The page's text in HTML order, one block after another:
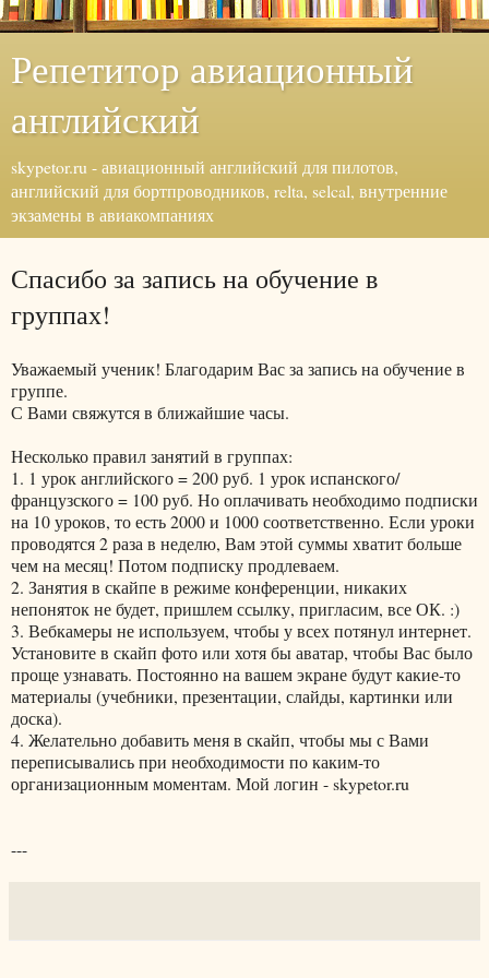
Репетитор авиационный
английский
skypetor.ru - авиационный английский для пилотов,
английский для бортпроводников, relta, selcal, внутренние
экзамены в авиакомпаниях
Спасибо за запись на обучение в
группах!
Уважаемый ученик! Благодарим Вас за запись на обучение в
группе.
С Вами свяжутся в ближайшие часы.
Несколько правил занятий в группах:
1. 1 урок английского = 200 руб. 1 урок испанского/
французского = 100 руб. Но оплачивать необходимо подписки
на 10 уроков, то есть 2000 и 1000 соответственно. Если уроки
проводятся 2 раза в неделю, Вам этой суммы хватит больше
чем на месяц! Потом подписку продлеваем.
2. Занятия в скайпе в режиме конференции, никаких
непоняток не будет, пришлем ссылку, пригласим, все ОК. :)
3. Вебкамеры не используем, чтобы у всех потянул интернет.
Установите в скайп фото или хотя бы аватар, чтобы Вас было
проще узнавать. Постоянно на вашем экране будут какие-то
материалы (учебники, презентации, слайды, картинки или
доска).
4. Желательно добавить меня в скайп, чтобы мы с Вами
переписывались при необходимости по каким-то
организационным моментам. Мой логин - skypetor.ru
---